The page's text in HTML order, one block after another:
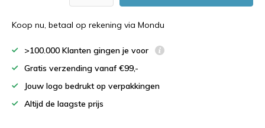
Koop nu, betaal op rekening via Mondu
>100.000 Klanten gingen je voor
Gratis verzending vanaf €99,-
Jouw logo bedrukt op verpakkingen
Altijd de laagste prijs